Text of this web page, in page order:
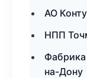
АО
НПП
на-Дону